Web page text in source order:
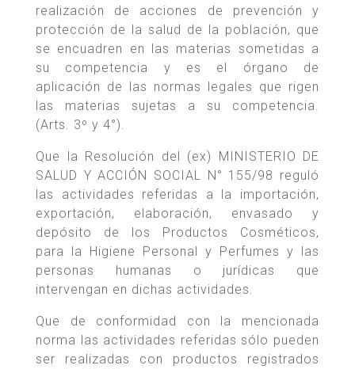
realización de acciones de prevención y
protección de la salud de la población, que
se encuadren en las materias sometidas a
su competencia y es el órgano de
aplicación de las normas legales que rigen
las materias sujetas a su competencia.
(Arts. 3º y 4°).
Que la Resolución del (ex) MINISTERIO DE
SALUD Y ACCIÓN SOCIAL N° 155/98 reguló
las actividades referidas a la importación,
exportación, elaboración, envasado y
depósito de los Productos Cosméticos,
para la Higiene Personal y Perfumes y las
personas humanas o jurídicas que
intervengan en dichas actividades.
Que de conformidad con la mencionada
norma las actividades referidas sólo pueden
ser realizadas con productos registrados